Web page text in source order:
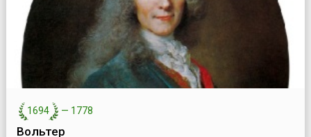
1694 — 1778
Вольтер